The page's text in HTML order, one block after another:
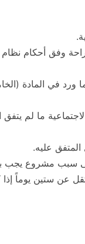
وفق أحكام
ورد في المادة
ما لم يتفق
المتفق عليه.
سبب مشروع يجب
عن ستين يوماً